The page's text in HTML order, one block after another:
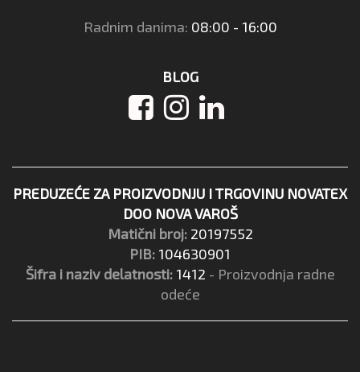
Radnim danima: 08:00 - 16:00
BLOG
PREDUZEĆE ZA PROIZVODNJU I TRGOVINU NOVATEX
DOO NOVA VAROŠ
Matični broj: 20197552
PIB: 104630901
Šifra i naziv delatnosti: 1412 - Proizvodnja radne
odeće